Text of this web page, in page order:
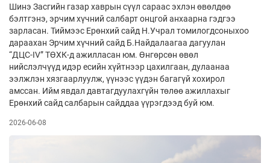
Шинэ Засгийн газар хаврын сүүл сараас эхлэн өвөлдөө
бэлтгэнэ, эрчим хүчний салбарт онцгой анхаарна гэдгээ
зарласан. Тиймээс Ерөнхий сайд Н.Учрал томилогдсоныхоо
дараахан Эрчим хүчний сайд Б.Найдалаагаа дагуулан
“ДЦС-IV” ТӨХК-д ажилласан юм. Өнгөрсөн өвөл
нийслэлчүүд идэр есийн хүйтнээр цахилгаан, дулаанаа
ээлжлэн хязгаарлуулж, үүнээс үүдэн багагүй хохирол
амссан. Ийм явдал давтагдуулахгүйн төлөө ажиллахыг
Ерөнхий сайд салбарын сайддаа үүрэгдээд буй юм.
2026-06-08